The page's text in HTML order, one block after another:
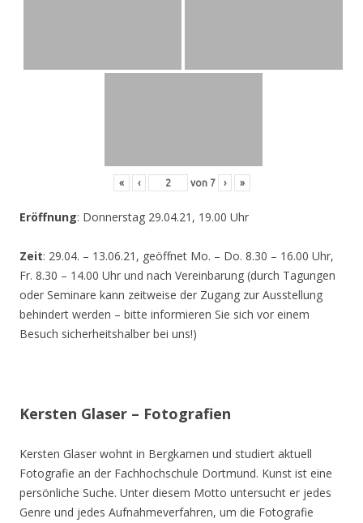
« ‹ von 7 › »
Eröffnung: Donnerstag 29.04.21, 19.00 Uhr
Zeit: 29.04. – 13.06.21, geöffnet Mo. – Do. 8.30 – 16.00 Uhr,
Fr. 8.30 – 14.00 Uhr und nach Vereinbarung (durch Tagungen
oder Seminare kann zeitweise der Zugang zur Ausstellung
behindert werden – bitte informieren Sie sich vor einem
Besuch sicherheitshalber bei uns!)
Kersten Glaser – Fotografien
Kersten Glaser wohnt in Bergkamen und studiert aktuell
Fotografie an der Fachhochschule Dortmund. Kunst ist eine
persönliche Suche. Unter diesem Motto untersucht er jedes
Genre und jedes Aufnahmeverfahren, um die Fotografie